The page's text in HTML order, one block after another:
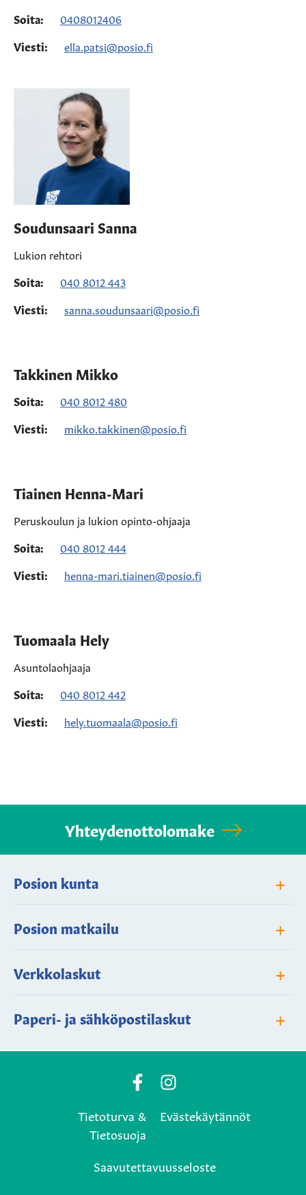
Soita:
0408012406
Viesti:
ella.patsi@posio.fi
Soudunsaari Sanna
Lukion rehtori
Soita:
040 8012 443
Viesti:
sanna.soudunsaari@posio.fi
Takkinen Mikko
Soita:
040 8012 480
Viesti:
mikko.takkinen@posio.fi
Tiainen Henna-Mari
Peruskoulun ja lukion opinto-ohjaaja
Soita:
040 8012 444
Viesti:
henna-mari.tiainen@posio.fi
Tuomaala Hely
Asuntolaohjaaja
Soita:
040 8012 442
Viesti:
hely.tuomaala@posio.fi
Yhteydenottolomake
Posion kunta +
Posion matkailu +
Verkkolaskut +
Paperi- ja sähköpostilaskut +
Posio
Facebook
page
Posio
Instagram
Tietoturva &
Tietosuoja
Evästekäytännöt
Saavutettavuusseloste